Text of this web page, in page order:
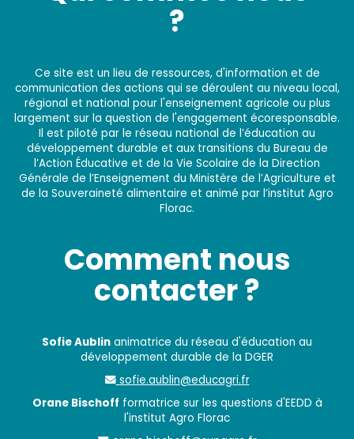
?
Ce site est un lieu de ressources, d'information et de
communication des actions qui se déroulent au niveau local,
régional et national pour l'enseignement agricole ou plus
largement sur la question de l'engagement écoresponsable.
Il est piloté par le réseau national de l’éducation au
développement durable et aux transitions du Bureau de
l’Action Éducative et de la Vie Scolaire de la Direction
Générale de l’Enseignement du Ministère de l’Agriculture et
de la Souveraineté alimentaire et animé par l’institut Agro
Florac.
Comment nous
contacter ?
Sofie Aublin animatrice du réseau d'éducation au
développement durable de la DGER
sofie.aublin@educagri.fr
Orane Bischoff formatrice sur les questions d'EEDD à
l'institut Agro Florac